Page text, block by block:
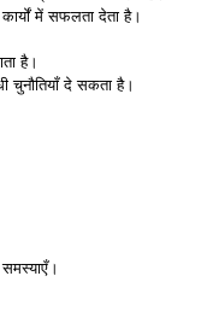
में सफलता देता है।
है।
चुनौतियाँ दे सकता है।